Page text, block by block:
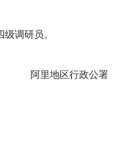
调研员。
阿里地区行政公署